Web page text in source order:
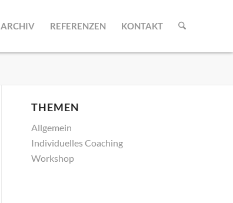
ARCHIV REFERENZEN KONTAKT
THEMEN
Allgemein
Individuelles Coaching
Workshop